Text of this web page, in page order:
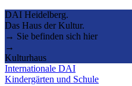
DAI Heidelberg.
Das Haus der Kultur.
→ Sie befinden sich hier
→
Kulturhaus
Internationale DAI
Kindergärten und Schule